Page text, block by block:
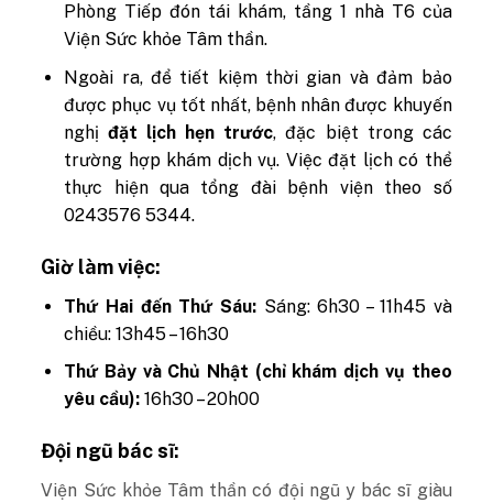
Phòng Tiếp đón tái khám, tầng 1 nhà T6 của
Viện Sức khỏe Tâm thần.
Ngoài ra, để tiết kiệm thời gian và đảm bảo
được phục vụ tốt nhất, bệnh nhân được khuyến
nghịđặt lịch hẹn trước, đặc biệt trong các
trường hợp khám dịch vụ. Việc đặt lịch có thể
thực hiện qua tổng đài bệnh viện theo số
0243576 5344.
Giờ làm việc:
Thứ Hai đến Thứ Sáu: Sáng: 6h30 – 11h45 và
chiều: 13h45 – 16h30
Thứ Bảy và Chủ Nhật (chỉ khám dịch vụ theo
yêu cầu):16h30 – 20h00
Đội ngũ bác sĩ:
Viện Sức khỏe Tâm thần có đội ngũ y bác sĩ giàu